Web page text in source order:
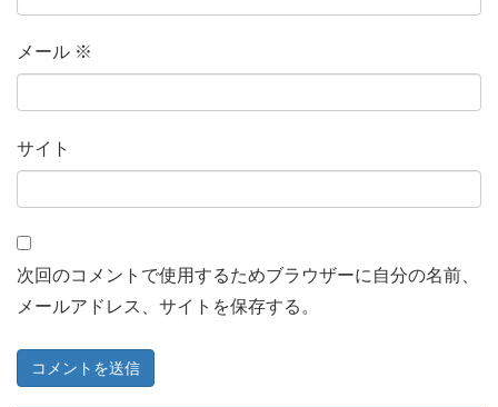
メール ※
サイト
次回のコメントで使用するためブラウザーに自分の名前、
メールアドレス、サイトを保存する。